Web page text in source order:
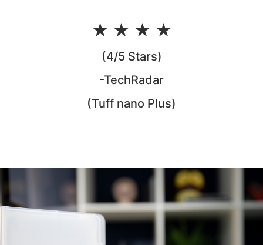
★ ★ ★ ★
(4/5 Stars)
-TechRadar
(Tuff nano Plus)